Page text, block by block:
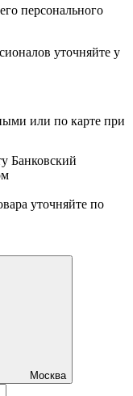
персонального
уточняйте у
или по карте при
Банковский
уточняйте по
Москва